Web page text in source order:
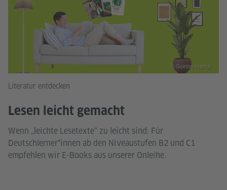
Literatur entdecken
Lesen leicht gemacht
Wenn „leichte Lesetexte“ zu leicht sind: Für
Deutschlerner*innen ab den Niveaustufen B2 und C1
empfehlen wir E-Books aus unserer Onleihe.
© Goethe-Institut